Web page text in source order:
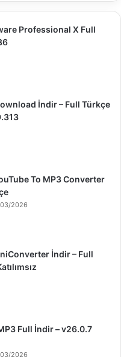
:
Professional X Full
İndir – Full Türkçe
To MP3 Converter
2026
İndir – Full
Full İndir – v26.0.7
2026